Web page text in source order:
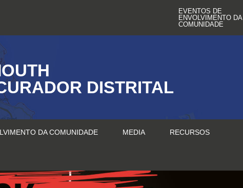
EVENTOS DE
ENVOLVIMENTO DA
COMUNIDADE
DISTRITAL
DA COMUNIDADE MEDIA RECURSOS